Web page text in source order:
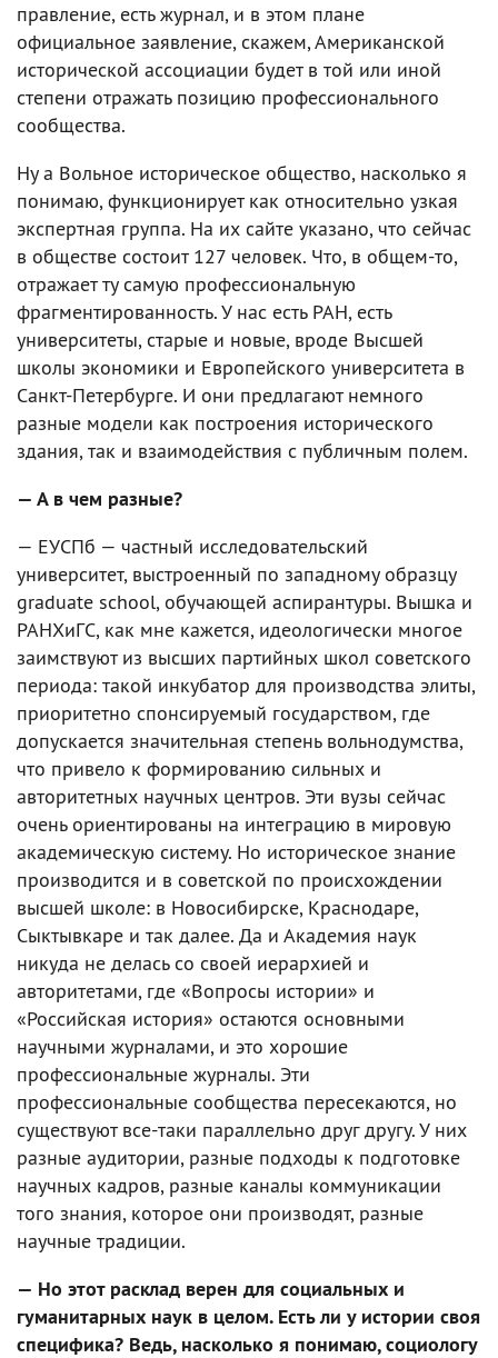
правление, есть журнал, и в этом плане
официальное заявление, скажем, Американской
исторической ассоциации будет в той или иной
степени отражать позицию профессионального
сообщества.
Ну а Вольное историческое общество, насколько я
понимаю, функционирует как относительно узкая
экспертная группа. На их сайте указано, что сейчас
в обществе состоит 127 человек. Что, в общем-то,
отражает ту самую профессиональную
фрагментированность. У нас есть РАН, есть
университеты, старые и новые, вроде Высшей
школы экономики и Европейского университета в
Санкт-Петербурге. И они предлагают немного
разные модели как построения исторического
здания, так и взаимодействия с публичным полем.
— А в чем разные?
— ЕУСПб — частный исследовательский
университет, выстроенный по западному образцу
graduate school, обучающей аспирантуры. Вышка и
РАНХиГС, как мне кажется, идеологически многое
заимствуют из высших партийных школ советского
периода: такой инкубатор для производства элиты,
приоритетно спонсируемый государством, где
допускается значительная степень вольнодумства,
что привело к формированию сильных и
авторитетных научных центров. Эти вузы сейчас
очень ориентированы на интеграцию в мировую
академическую систему. Но историческое знание
производится и в советской по происхождении
высшей школе: в Новосибирске, Краснодаре,
Сыктывкаре и так далее. Да и Академия наук
никуда не делась со своей иерархией и
авторитетами, где «Вопросы истории» и
«Российская история» остаются основными
научными журналами, и это хорошие
профессиональные журналы. Эти
профессиональные сообщества пересекаются, но
существуют все-таки параллельно друг другу. У них
разные аудитории, разные подходы к подготовке
научных кадров, разные каналы коммуникации
того знания, которое они производят, разные
научные традиции.
— Но этот расклад верен для социальных и
гуманитарных наук в целом. Есть ли у истории своя
специфика? Ведь, насколько я понимаю, социологу